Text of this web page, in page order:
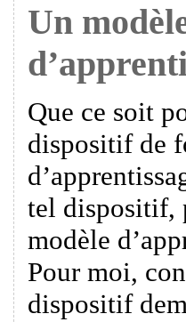
Un
Que ce soit
dispositif de
tel dispositif,
modèle
Pour moi,
dispositif